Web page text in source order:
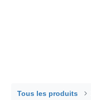
Tous les produits